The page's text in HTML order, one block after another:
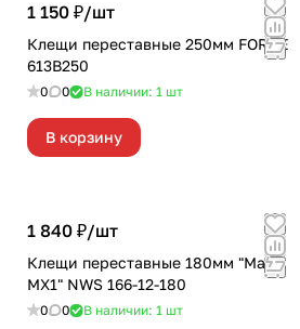
1 150 ₽/шт
Клещи переставные 250мм FORCE
613B250
0 0 В наличии: 1 шт
В корзину
1 840 ₽/шт
Клещи переставные 180мм "Maxi
MX1" NWS 166-12-180
0 0 В наличии: 1 шт